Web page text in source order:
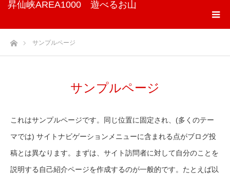
昇仙峡AREA1000 遊べるお山
ホームサンプルページ
サンプルページ
これはサンプルページです。同じ位置に固定され、(多くのテー
マでは) サイトナビゲーションメニューに含まれる点がブログ投
稿とは異なります。まずは、サイト訪問者に対して自分のことを
説明する自己紹介ページを作成するのが一般的です。たとえば以